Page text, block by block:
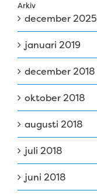
Arkiv
december 2025
januari 2019
december 2018
oktober 2018
augusti 2018
juli 2018
juni 2018